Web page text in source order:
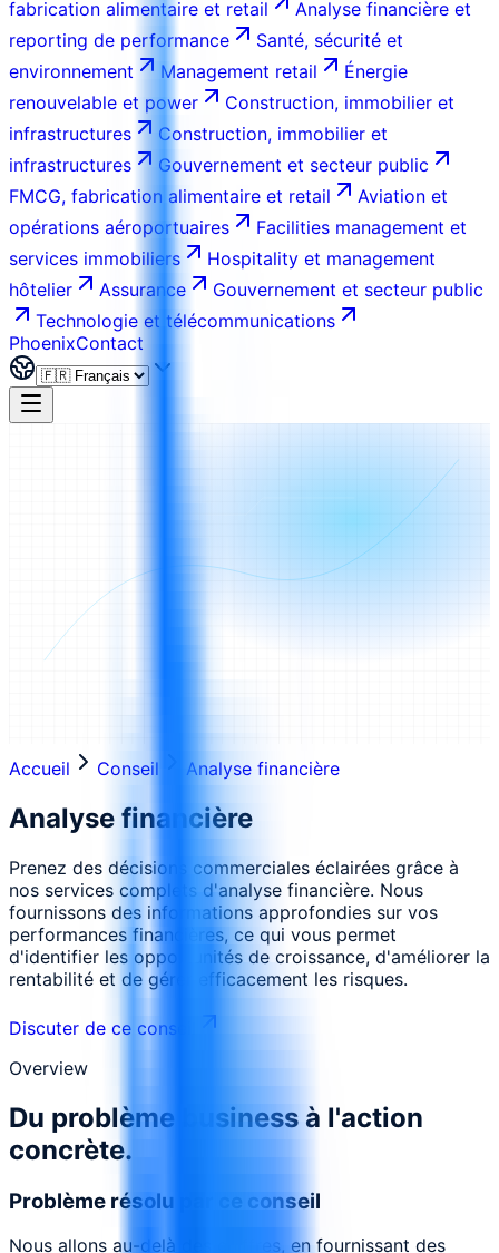
fabrication alimentaire et retail
Analyse financière et
reporting de performance
Santé, sécurité et
environnement
Management retail
Énergie
renouvelable et power
Construction, immobilier et
infrastructures
Construction, immobilier et
infrastructures
Gouvernement et secteur public
FMCG, fabrication alimentaire et retail
Aviation et
opérations aéroportuaires
Facilities management et
services immobiliers
Hospitality et management
hôtelier
Assurance
Gouvernement et secteur public
Technologie et télécommunications
PhoenixContact
Accueil Conseil Analyse financière
Analyse financière
Prenez des décisions commerciales éclairées grâce à
nos services complets d'analyse financière. Nous
fournissons des informations approfondies sur vos
performances financières, ce qui vous permet
d'identifier les opportunités de croissance, d'améliorer la
rentabilité et de gérer efficacement les risques.
Discuter de ce conseil
Overview
Du problème business à l'action
concrète.
Problème résolu par ce conseil
Nous allons au-delà des chiffres, en fournissant des